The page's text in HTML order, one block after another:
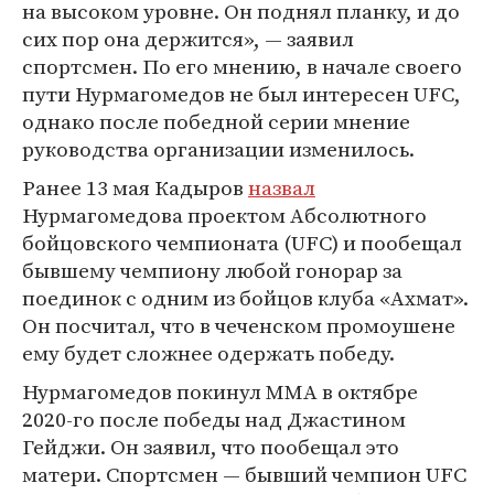
на высоком уровне. Он поднял планку, и до
сих пор она держится», — заявил
спортсмен. По его мнению, в начале своего
пути Нурмагомедов не был интересен UFC,
однако после победной серии мнение
руководства организации изменилось.
Ранее 13 мая Кадыровназвал
Нурмагомедова проектом Абсолютного
бойцовского чемпионата (UFC) и пообещал
бывшему чемпиону любой гонорар за
поединок с одним из бойцов клуба «Ахмат».
Он посчитал, что в чеченском промоушене
ему будет сложнее одержать победу.
Нурмагомедов покинул MMA в октябре
2020-го после победы над Джастином
Гейджи. Он заявил, что пообещал это
матери. Спортсмен — бывший чемпион UFC